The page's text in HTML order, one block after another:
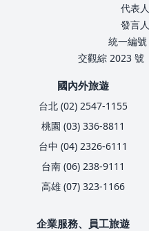
代表
發言
統一編
交觀綜 2023 號
國內外旅遊
台北 (02) 2547-1155
桃園 (03) 336-8811
台中 (04) 2326-6111
台南 (06) 238-9111
高雄 (07) 323-1166
企業服務、員工旅遊